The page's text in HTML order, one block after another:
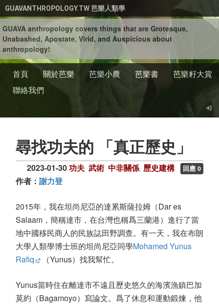
移至主內容
GUAVANTHROPOLOGY.TW 芭樂人類學
GUAVA anthropology covers things that are Grotesque,
Unabashed, Apostate, Virid, and Auspicious about
anthropology!
首頁 關於芭樂 芭樂小農 芭樂書
芭樂籽大賞
聯絡我們
尋找功夫的 「真正歷史」
2023-01-30功夫 武術 中非關係 歷史建構 回應 0
作者： 謝力登
2015年，我在坦尚尼亞的達累斯薩拉姆（Dar es
Salaam，簡稱達市，在台灣也稱爲三蘭港）進行了當
地中國移民商人的民族誌田野調查。有一天，我在布朗
大學人類學博士班的坦尚尼亞同學Mohamed Yunus
Rafiq
（Yunus）找我幫忙。
Yunus當時住在離達市不遠且歷史悠久的海濱漁鎮巴加
莫約（Bagamoyo）寫論文。爲了休息和運動鍛煉，他